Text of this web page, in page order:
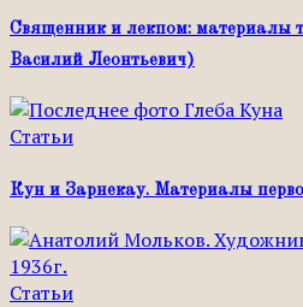
Священник и лекпом: материалы
Василий Леонтьевич)
Статьи
Кун и Зарнекау. Материалы
Статьи